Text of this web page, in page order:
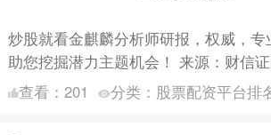
炒股就看金麒麟分析师研报，权威，专
助您挖掘潜力主题机会！ 来源：财信
年，国家电网与南方电网固定资产投资
查看： 201 分类： 股票配资平台排